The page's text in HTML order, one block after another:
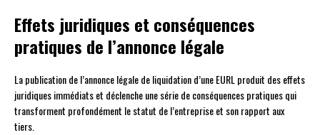
Effets juridiques et conséquences
pratiques de l’annonce légale
La publication de l’annonce légale de liquidation d’une EURL produit des effets
juridiques immédiats et déclenche une série de conséquences pratiques qui
transforment profondément le statut de l’entreprise et son rapport aux
tiers.